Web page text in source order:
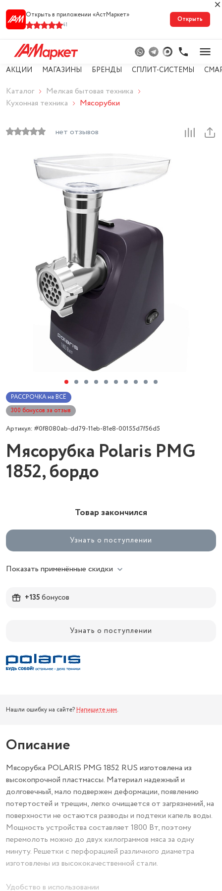
Открыть в приложении «АстМарке‪т‬»
41
Открыть
АКЦИИ МАГАЗИНЫ БРЕНДЫ СПЛИТ-СИСТЕМЫ
Каталог
Мелкая бытовая техника
Кухонная техника
Мясорубки
нет отзывов
РАССРОЧКА на ВСЁ
300 бонусов за отзыв
Артикул: #0f8080ab-dd79-11eb-81e8-00155d7f56d5
Мясорубка Polaris PMG
1852, бордо
Товар закончился
Узнать о поступлении
Показать применённые скидки
+135бонусов
Узнать о поступлении
Нашли ошибку на сайте? Напишите нам.
Описание
Мясорубка POLARIS PMG 1852 RUS изготовлена из
высокопрочной пластмассы. Материал надежный и
долговечный, мало подвержен деформации, появлению
потертостей и трещин, легко очищается от загрязнений, на
поверхности не остаются разводы и подтеки капель воды.
Мощность устройства составляет 1800 Вт, поэтому
перемолоть можно до двух килограммов мяса за одну
минуту. Решетки с перфорацией различного диаметра
изготовлены из высококачественной стали.
Удобство в использовании